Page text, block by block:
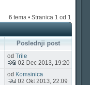
6 tema • Stranica 1 od 1
Poslednji post
od Trile
02 Dec 2013, 19:20
od Komsinica
02 Okt 2013, 22:09